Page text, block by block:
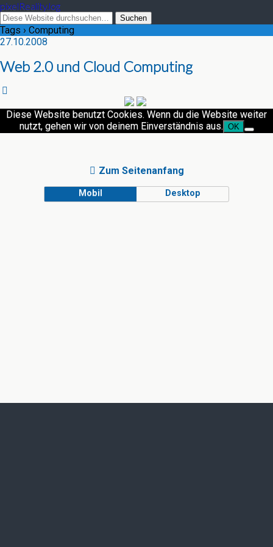
pixelReality.log
Tags › Computing
27.10.2008
Web 2.0 und Cloud Computing
Diese Website benutzt Cookies. Wenn du die Website weiter
nutzt, gehen wir von deinem Einverständnis aus. OK
Zum Seitenanfang
Mobil Desktop